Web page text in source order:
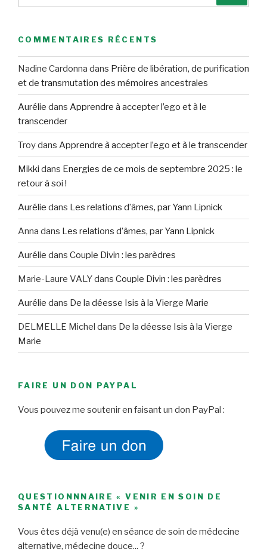
COMMENTAIRES RÉCENTS
Nadine Cardonna dans Prière de libération, de purification
et de transmutation des mémoires ancestrales
Aurélie dans Apprendre à accepter l’ego et à le
transcender
Troydans Apprendre à accepter l’ego et à le transcender
Mikki dans Energies de ce mois de septembre 2025 : le
retour à soi !
Aurélie dans Les relations d’âmes, par Yann Lipnick
Anna dans Les relations d’âmes, par Yann Lipnick
Aurélie dans Couple Divin : les parèdres
Marie-Laure VALYdans Couple Divin : les parèdres
Aurélie dans De la déesse Isis à la Vierge Marie
DELMELLE Michel dans De la déesse Isis à la Vierge
Marie
FAIRE UN DON PAYPAL
Vous pouvez me soutenir en faisant un don PayPal :
QUESTIONNNAIRE « VENIR EN SOIN DE
SANTÉ ALTERNATIVE »
Vous êtes déjà venu(e) en séance de soin de médecine
alternative, médecine douce... ?